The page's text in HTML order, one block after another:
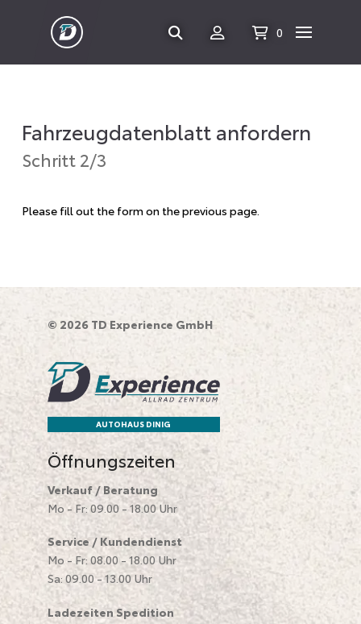
0
Fahrzeugdatenblatt anfordern
Schritt 2/3
Please fill out the form on the previous page.
© 2026 TD Experience GmbH
AUTOHAUS DINIG
Öffnungszeiten
Verkauf / Beratung
Mo - Fr: 09.00 - 18.00 Uhr
Service / Kundendienst
Mo - Fr: 08.00 - 18.00 Uhr
Sa: 09.00 - 13.00 Uhr
Ladezeiten Spedition